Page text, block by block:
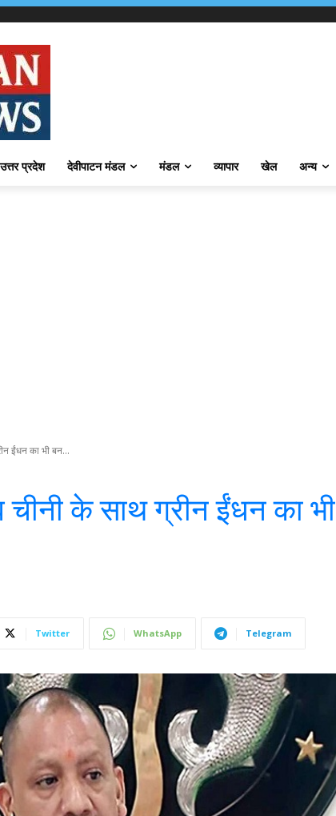
उत्तर प्रदेश देवीपाटन मंडल मंडल व्यापार खेल अन्य
ईंधन का भी बन...
चीनी के साथ ग्रीन ईंधन का भी
Twitter WhatsApp Telegram